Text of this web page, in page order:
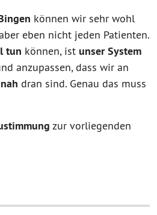
können wir sehr wohl
eben nicht jeden Patienten.
tun können, ist unser System
anzupassen, dass wir an
dran sind. Genau das muss
zur vorliegenden